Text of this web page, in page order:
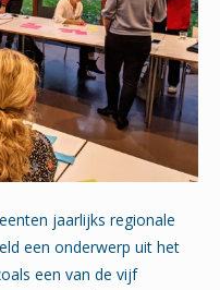
jaarlijks regionale
een onderwerp uit het
een van de vijf